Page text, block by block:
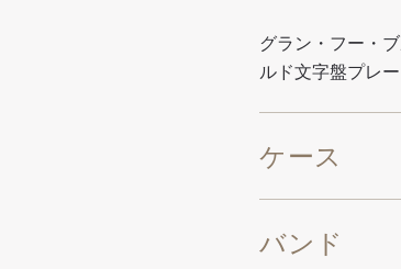
グラン・フー・
ルド文字盤プレ
ケース
バンド